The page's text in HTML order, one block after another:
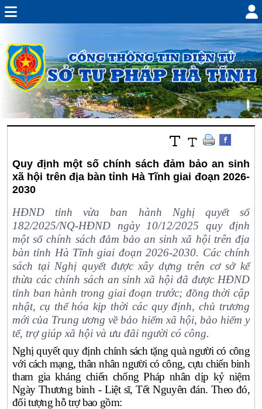
Quy định một số chính sách đảm bảo an sinh
xã hội trên địa bàn tỉnh Hà Tĩnh giai đoạn 2026-
2030
HĐND tỉnh vừa ban hành Nghị quyết số
182/2025/NQ-HĐND ngày 10/12/2025 quy định
một số chính sách đảm bảo an sinh xã hội trên địa
bàn tỉnh Hà Tĩnh giai đoạn 2026-2030. Các chính
sách tại Nghị quyết được xây dựng trên cơ sở kế
thừa các chính sách an sinh xã hội đã được HĐND
tỉnh ban hành trong giai đoạn trước; đồng thời cập
nhật, cụ thể hóa kịp thời các quy định, chủ trương
mới của Trung ương về bảo hiểm xã hội, bảo hiểm y
tế, trợ giúp xã hội và ưu đãi người có công.
Nghị quyết quy định chính sách tặng quà người có công
với cách mạng, thân nhân người có công, cựu chiến binh
tham gia kháng chiến chống Pháp nhân dịp kỷ niệm
Ngày Thương binh - Liệt sĩ, Tết Nguyên đán. Theo đó,
đối tượng hỗ trợ bao gồm: